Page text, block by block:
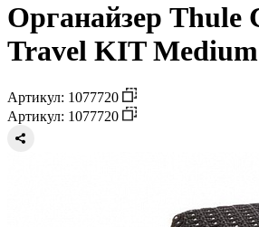
Органайзер Thule
Travel KIT
Артикул: 1077720
Артикул: 1077720